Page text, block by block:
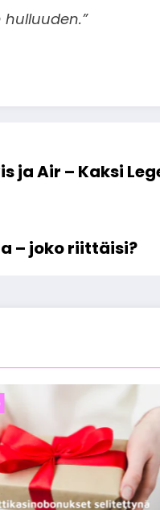
ja Air – Kaksi
– joko riittäisi?